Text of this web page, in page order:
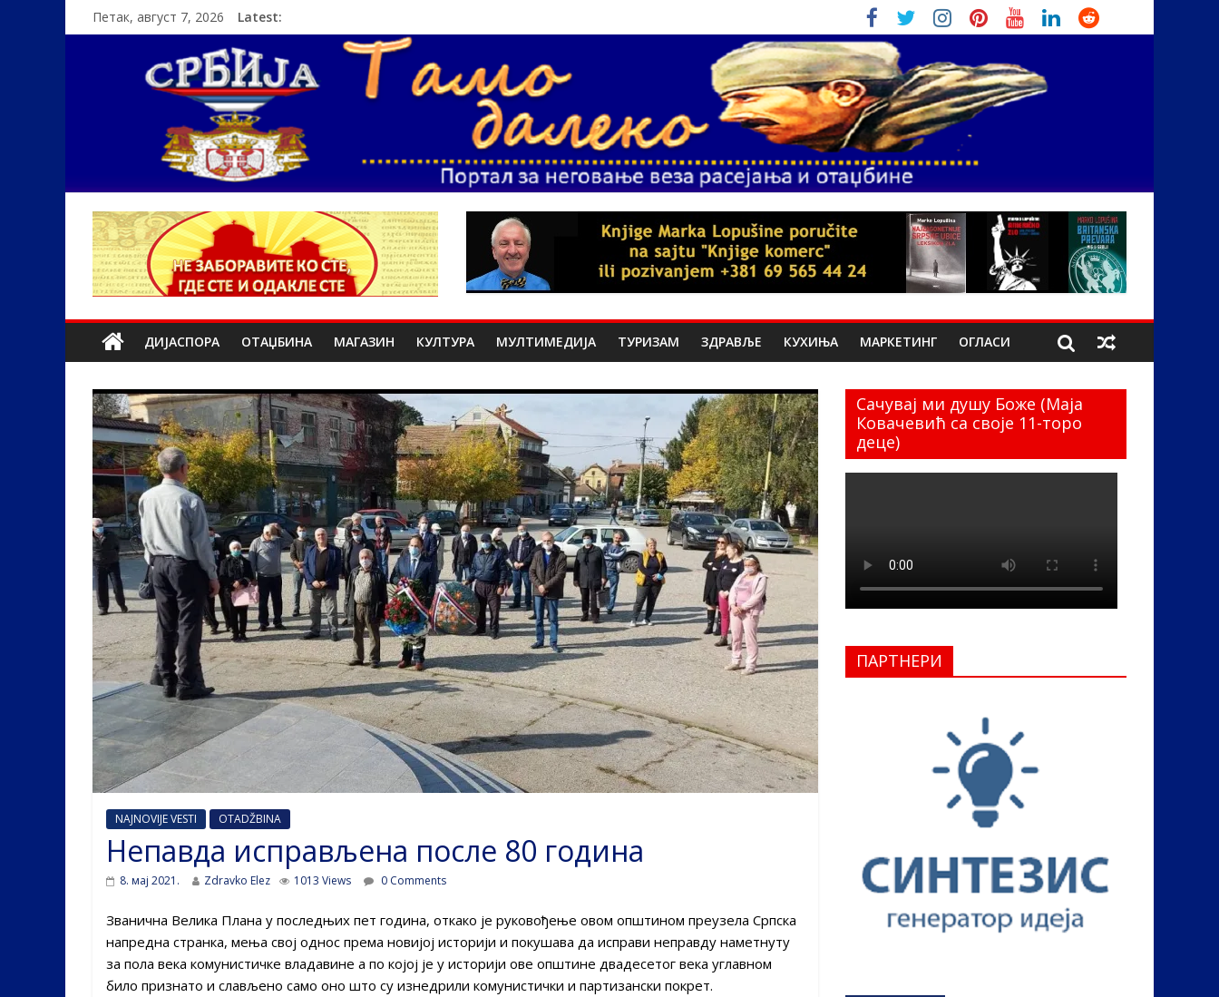
Петак, август 7, 2026 Latest:
ДИЈАСПОРА ОТАЏБИНА МАГАЗИН КУЛТУРА МУЛТИМЕДИЈА ТУРИЗАМ ЗДРАВЉЕ КУХИЊА МАРКЕТИНГ ОГЛАСИ
NAJNOVIJE VESTI OTADŽBINA
Непавда исправљена после 80 година
8. мај 2021. Zdravko Elez 1013 Views 0 Comments
Званична Велика Плана у последњих пет година, откако је руковођење овом општином преузела Српска
напредна странка, мења свој однос према новијој историји и покушава да исправи неправду наметнуту
за пола века комунистичке владавине а по којој је у историји ове општине двадесетог века углавном
било признато и слављено само оно што су изнедрили комунистички и партизански покрет.
Сачувај ми душу Боже (Маја
Ковачевић са своје 11-торо
деце)
ПАРТНЕРИ